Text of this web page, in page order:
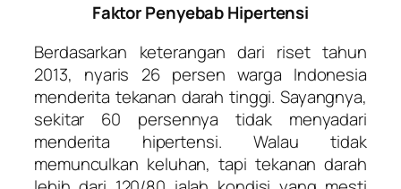
Faktor Penyebab Hipertensi
Berdasarkan keterangan dari riset tahun
2013, nyaris 26 persen warga Indonesia
menderita tekanan darah tinggi. Sayangnya,
sekitar 60 persennya tidak menyadari
menderita hipertensi. Walau tidak
memunculkan keluhan, tapi tekanan darah